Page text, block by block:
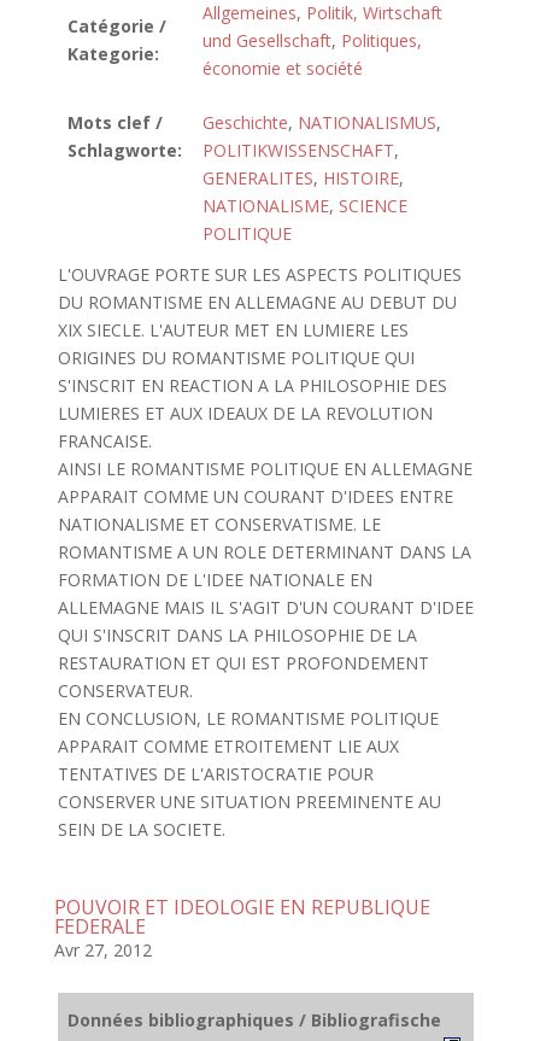
Catégorie /
Kategorie:
Allgemeines, Politik, Wirtschaft
und Gesellschaft, Politiques,
économie et société
Mots clef /
Schlagworte:
Geschichte, NATIONALISMUS,
POLITIKWISSENSCHAFT,
GENERALITES, HISTOIRE,
NATIONALISME, SCIENCE
POLITIQUE
L'OUVRAGE PORTE SUR LES ASPECTS POLITIQUES
DU ROMANTISME EN ALLEMAGNE AU DEBUT DU
XIX SIECLE. L'AUTEUR MET EN LUMIERE LES
ORIGINES DU ROMANTISME POLITIQUE QUI
S'INSCRIT EN REACTION A LA PHILOSOPHIE DES
LUMIERES ET AUX IDEAUX DE LA REVOLUTION
FRANCAISE.
AINSI LE ROMANTISME POLITIQUE EN ALLEMAGNE
APPARAIT COMME UN COURANT D'IDEES ENTRE
NATIONALISME ET CONSERVATISME. LE
ROMANTISME A UN ROLE DETERMINANT DANS LA
FORMATION DE L'IDEE NATIONALE EN
ALLEMAGNE MAIS IL S'AGIT D'UN COURANT D'IDEE
QUI S'INSCRIT DANS LA PHILOSOPHIE DE LA
RESTAURATION ET QUI EST PROFONDEMENT
CONSERVATEUR.
EN CONCLUSION, LE ROMANTISME POLITIQUE
APPARAIT COMME ETROITEMENT LIE AUX
TENTATIVES DE L'ARISTOCRATIE POUR
CONSERVER UNE SITUATION PREEMINENTE AU
SEIN DE LA SOCIETE.
POUVOIR ET IDEOLOGIE EN REPUBLIQUE
FEDERALE
Avr 27, 2012
Données bibliographiques / Bibliografische